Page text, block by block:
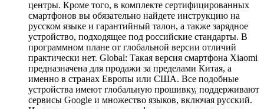
центры. Кроме того, в комплекте сертифицированных
смартфонов вы обязательно найдете инструкцию на
русском языке и гарантийный талон, а также зарядное
устройство, подходящее под российские стандарты. В
программном плане от глобальной версии отличий
практически нет. Global: Такая версия смартфона Xiaomi
предназначена для продажи за пределами Китая, а
именно в странах Европы или США. Все подобные
устройства имеют глобальную прошивку, поддерживают
сервисы Google и множество языков, включая русский.